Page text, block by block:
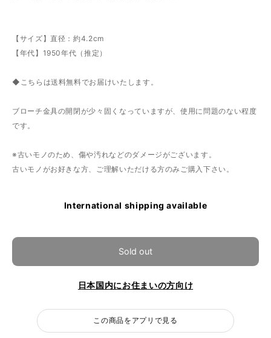
【サイズ】直径：約4.2cm
【年代】1950年代（推定）
◆こちらは送料無料でお届けいたします。
ブローチ金具の開閉が少々固くなっていますが、使用に問題のない程度
です。
※古いモノのため、傷や汚れなどのダメージがございます。
古いモノがお好きな方、ご理解いただける方のみご購入下さい。
International shipping available
Sold out
日本国内にお住まいの方向け
この商品をアプリで見る